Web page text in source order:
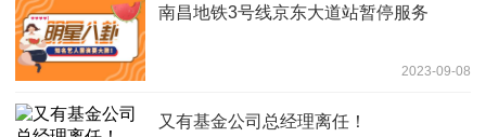
南昌地铁3号线京东大道站暂停服务
2023-09-08
又有基金公司总经理离任！